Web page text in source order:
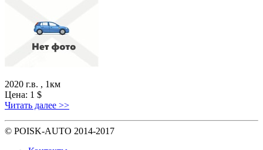
2020 г.в. , 1км
Цена: 1 $
Читать далее >>
© POISK-AUTO 2014-2017